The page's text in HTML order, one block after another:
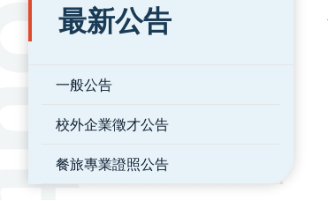
最新公告
一般公告
校外企業徵才公告
餐旅專業證照公告